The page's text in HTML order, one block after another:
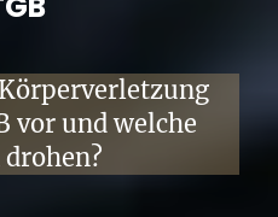
vor und welche